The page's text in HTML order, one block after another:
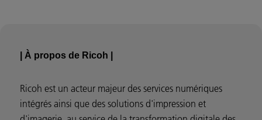
| À propos de Ricoh |
Ricoh est un acteur majeur des services numériques
intégrés ainsi que des solutions d'impression et